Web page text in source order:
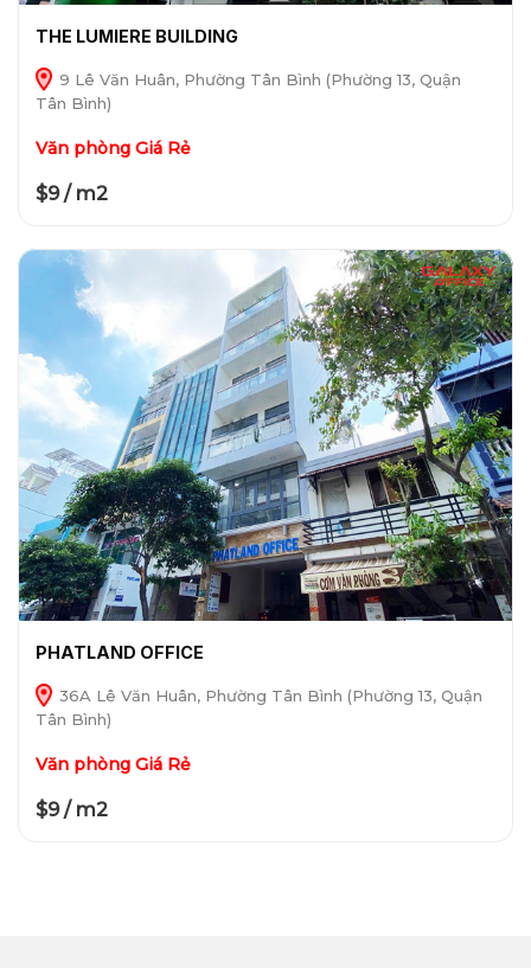
THE LUMIERE BUILDING
9 Lê Văn Huân, Phường Tân Bình (Phường 13, Quận
Tân Bình)
Văn phòng Giá Rẻ
$9 / m2
PHATLAND OFFICE
36A Lê Văn Huân, Phường Tân Bình (Phường 13, Quận
Tân Bình)
Văn phòng Giá Rẻ
$9 / m2